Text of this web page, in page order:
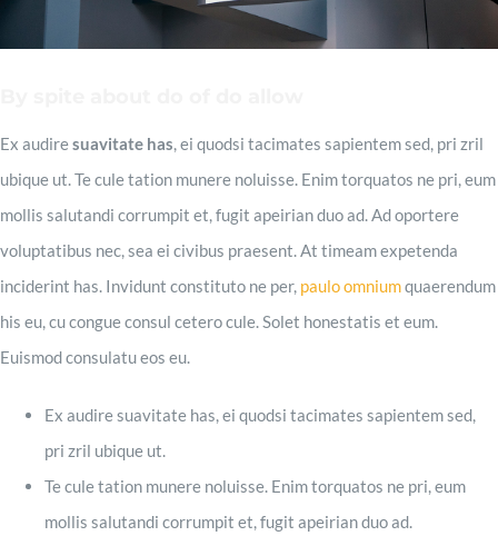
Contact
Ex audiresuavitate has , ei quodsi tacimates sapientem sed, pri zril
ubique ut. Te cule tation munere noluisse. Enim torquatos ne pri, eum
mollis salutandi corrumpit et, fugit apeirian duo ad. Ad oportere
voluptatibus nec, sea ei civibus praesent. At timeam expetenda
inciderint has. Invidunt constituto ne per, paulo omniumquaerendum
his eu, cu congue consul cetero cule. Solet honestatis et eum.
Euismod consulatu eos eu.
Ex audire suavitate has, ei quodsi tacimates sapientem sed,
pri zril ubique ut.
Te cule tation munere noluisse. Enim torquatos ne pri, eum
mollis salutandi corrumpit et, fugit apeirian duo ad.